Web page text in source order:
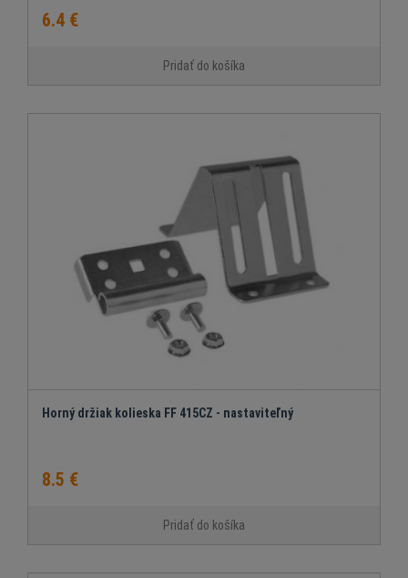
6.4 €
Pridať do košíka
Horný držiak kolieska FF 415CZ - nastaviteľný
8.5 €
Pridať do košíka